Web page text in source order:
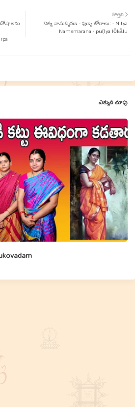
ter
కొత్తది
నిత్య నామస్మరణ - పుణ్య లోకాలు: - Nitya
Namsmarana - puṇya lōkālu
ఎక్కువ చూపు